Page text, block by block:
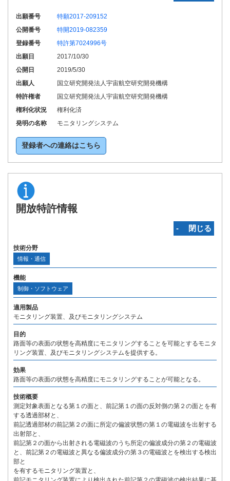
出願番号
特願2017-209152
公開番号
特開2019-082359
登録番号
特許第7024996号
出願日
2017/10/30
公開日
2019/5/30
出願人
国立研究開発法人宇宙航空研究開発機構
特許権者
国立研究開発法人宇宙航空研究開発機構
権利化状況
権利化済
発明の名称
モニタリングシステム
登録者への連絡はこちら
開放特許情報
‐ 閉じる
技術分野
情報・通信
機能
制御・ソフトウェア
適用製品
モニタリング装置、及びモニタリングシステム
目的
路面等の表面の状態を高精度にモニタリングすることを可能とするモニタ
リング装置、及びモニタリングシステムを提供する。
効果
路面等の表面の状態を高精度にモニタリングすることが可能となる。
技術概要
測定対象表面となる第１の面と、前記第１の面の反対側の第２の面とを有
する透過部材と、
前記透過部材の前記第２の面に所定の偏波状態の第１の電磁波を出射する
出射部と、
前記第２の面から出射される電磁波のうち所定の偏波成分の第２の電磁波
と、前記第２の電磁波と異なる偏波成分の第３の電磁波とを検出する検出
部と
を有するモニタリング装置と、